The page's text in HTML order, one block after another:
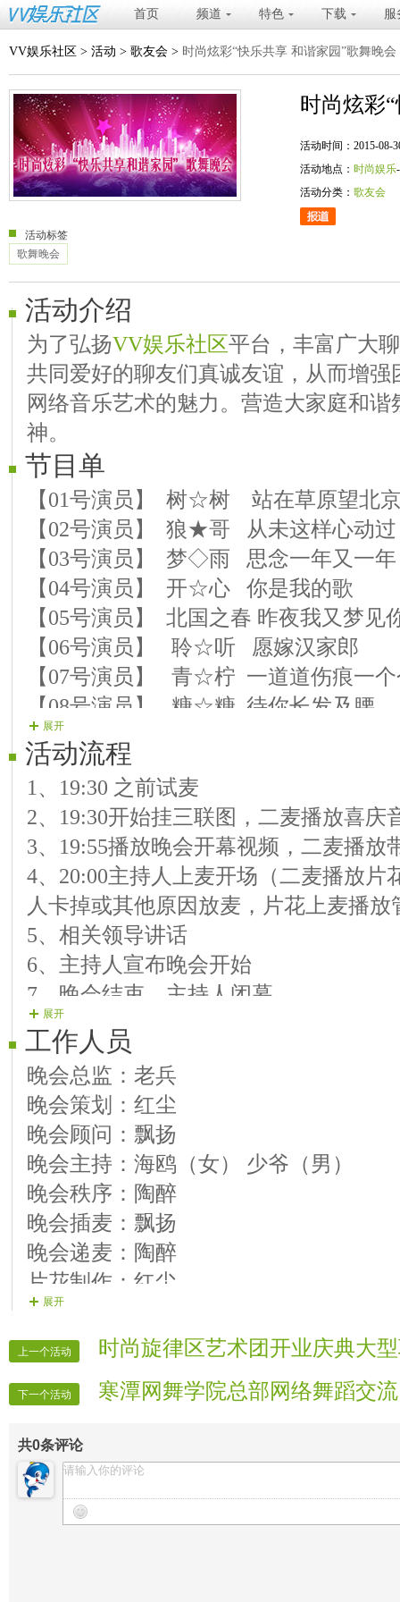
首页 频道 特色 下载 服
VV娱乐社区 > 活动 > 歌友会 > 时尚炫彩“快乐共享 和谐家园”歌舞晚会
时尚炫彩
活动时间：2015-08-
活动地点： 时尚娱乐
活动分类： 歌友会
活动标签
歌舞晚会
活动介绍
为了弘扬VV娱乐社区平台，丰富广大
共同爱好的聊友们真诚友谊，从而增
网络音乐艺术的魅力。营造大家庭和
神。
节目单
【01号演员】 树☆树 站在草原望北
【02号演员】 狼★哥 从未这样心动过
【03号演员】 梦◇雨 思念一年又一年
【04号演员】 开☆心 你是我的歌
【05号演员】 北国之春 昨夜我又梦见
【06号演员】 聆☆听 愿嫁汉家郎
【07号演员】 青☆柠 一道道伤痕一
【08号演员】 糖☆糖 待你长发及腰
【09号演员】 涵☆菱 走你2013
【10号演员】 精☆灵 酒后更想你
【11号演员】 菠★菜 最后一个情人
【12号演员】 红☆姐 为何要伤我的心
【13号演员】 红★龙 别对我说慌
【14号演员】 小 ☆雪 一生只爱你一人
【15号演员】 翱★翔 经不起的爱
【16号演员】 心 ☆云 一生最爱的是你
【17号演员】 溜☆达 高原蓝
【18号演员】 圆☆梦 真的爱的那么深
【19号演员】 蓝☆梦 心里藏着你
【20号演员】 习★惯 络情网络缘
展开
活动流程
1、19:30 之前试麦
2、19:30开始挂三联图，二麦播放喜庆
3、19:55播放晚会开幕视频，二麦播放
4、20:00主持人上麦开场（二麦播放片
人卡掉或其他原因放麦，片花上麦播
5、相关领导讲话
6、主持人宣布晚会开始
7、晚会结束，主持人闭幕
展开
工作人员
晚会总监：老兵
晚会策划：红尘
晚会顾问：飘扬
晚会主持：海鸥（女） 少爷（男）
晚会秩序：陶醉
晚会插麦：飘扬
晚会递麦：陶醉
片花制作：红尘
晚会广播：亮子
晚会片花：笑笑 无聊 小雪 芊芊
晚会迎宾：全体管理
展开
上一个活动 时尚旋律区艺术团开业庆典大
下一个活动 寒潭网舞学院总部网络舞蹈交流
共0条评论